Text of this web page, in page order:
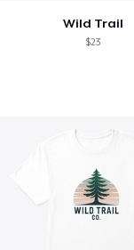
Wild Trail
$23